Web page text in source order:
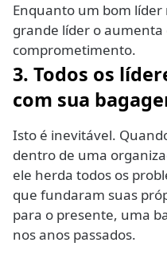
Enquanto um bom
grande líder o aumenta
3. Todos os
com sua
Isto é inevitável.
dentro de uma
ele herda todos os
que fundaram suas
para o presente, uma
nos anos passados.